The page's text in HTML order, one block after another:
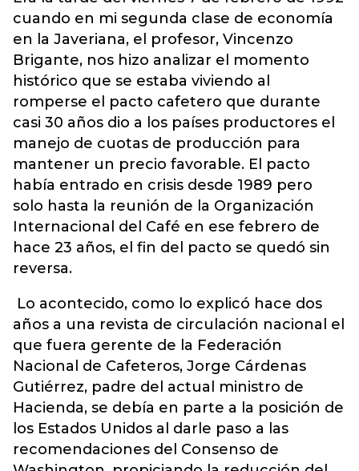
cuando en mi segunda clase de economía
en la Javeriana, el profesor, Vincenzo
Brigante, nos hizo analizar el momento
histórico que se estaba viviendo al
romperse el pacto cafetero que durante
casi 30 años dio a los países productores el
manejo de cuotas de producción para
mantener un precio favorable. El pacto
había entrado en crisis desde 1989 pero
solo hasta la reunión de la Organización
Internacional del Café en ese febrero de
hace 23 años, el fin del pacto se quedó sin
reversa.
Lo acontecido, como lo explicó hace dos
años a una revista de circulación nacional el
que fuera gerente de la Federación
Nacional de Cafeteros, Jorge Cárdenas
Gutiérrez, padre del actual ministro de
Hacienda, se debía en parte a la posición de
los Estados Unidos al darle paso a las
recomendaciones del Consenso de